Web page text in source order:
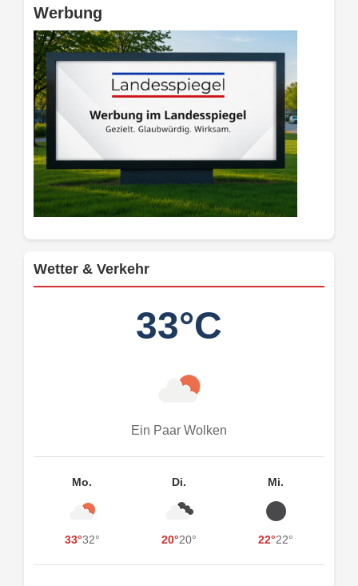
Werbung
Wetter & Verkehr
33°C
Ein Paar Wolken
Mo.
33°32°
Di.
20°20°
Mi.
22°22°